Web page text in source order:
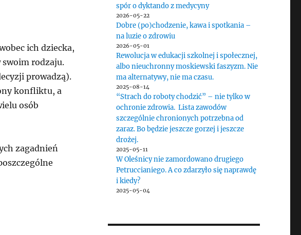
ich dziecka,
swoim rodzaju.
prowadzą).
konfliktu, a
osób
zagadnień
zweryfikujmy wypowiedzi w sprawie białogardzkiej”
spór o dyktando z medycyny
2026-05-22
Dobre (po)chodzenie, kawa i spotkania –
na luzie o zdrowiu
2026-05-01
Rewolucja w edukacji szkolnej i społecznej,
albo nieuchronny moskiewski faszyzm. Nie
ma alternatywy, nie ma czasu.
2025-08-14
“Strach do roboty chodzić” – nie tylko w
ochronie zdrowia. Lista zawodów
szczególnie chronionych potrzebna od
zaraz. Bo będzie jeszcze gorzej i jeszcze
drożej.
2025-05-11
W Oleśnicy nie zamordowano drugiego
Petruccianiego. A co zdarzyło się naprawdę
i kiedy?
2025-05-04